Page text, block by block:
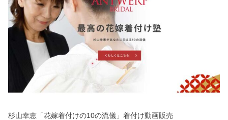
杉山幸恵「花嫁着付けの10の流儀」着付け動画販売